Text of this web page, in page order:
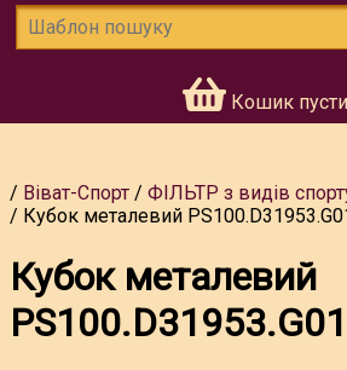
Кошик
Віват-Спорт ФІЛЬТР з видів
Кубок металевий
Кубок металевий